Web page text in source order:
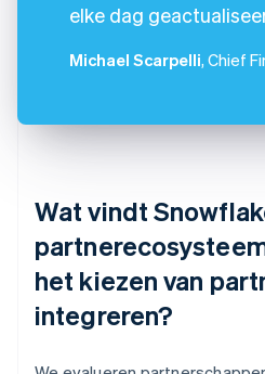
elke dag
Michael Scarpelli, Chief
Wat vindt
het kiezen van
integreren?